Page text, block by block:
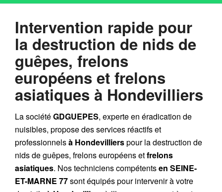
Intervention rapide pour
la destruction de nids de
guêpes, frelons
européens et frelons
asiatiques à Hondevilliers
La sociétéGDGUEPES, experte en éradication de
nuisibles, propose des services réactifs et
professionnelsà Hondevillierspour la destruction de
nids de guêpes, frelons européens etfrelons
asiatiques. Nos techniciens compétentsen SEINE-
ET-MARNE 77sont équipés pour intervenir à votre